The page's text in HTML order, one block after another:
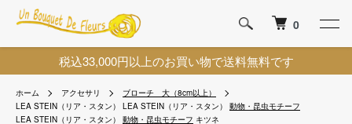
税込33,000円以上のお買い物で送料無料です
0
ホーム アクセサリ
ブローチ 大（8cm以上）
LEA STEIN（リア・スタン）
LEA STEIN（リア・スタン）
動物・昆虫モチーフ
LEA STEIN（リア・スタン）
動物・昆虫モチーフ キツネ